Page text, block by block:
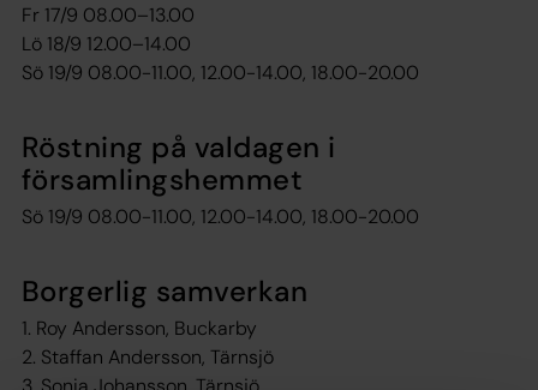
Fr 17/9 08.00–13.00
Lö 18/9 12.00–14.00
Sö 19/9 08.00-11.00, 12.00-14.00, 18.00-20.00
Röstning på valdagen i
församlingshemmet
Sö 19/9 08.00-11.00, 12.00-14.00, 18.00-20.00
Borgerlig samverkan
1. Roy Andersson, Buckarby
2. Staffan Andersson, Tärnsjö